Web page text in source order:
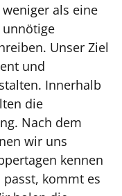
als eine
Unser Ziel
und
Innerhalb
die
Nach dem
wir uns
kennen
kommt es